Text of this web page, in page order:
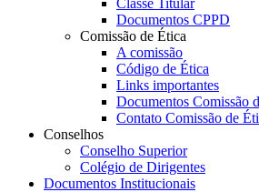
Documentos CPPD
Comissão de Ética
A comissão
Código de Ética
Links importantes
Documentos Comissão
Contato Comissão de
Conselhos
Conselho Superior
Colégio de Dirigentes
Documentos Institucionais